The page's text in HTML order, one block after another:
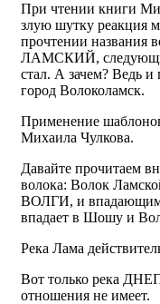
При чтении книги
злую шутку реакция
прочтении названия
ЛАМСКИЙ, следующие
стал. А зачем? Ведь и
город Волоколамск.
Применение
Михаила Чулкова.
Давайте прочитаем
волока: Волок
ВОЛГИ, и
впадает в Шошу и
Река Лама
Вот только река
отношения не имеет.